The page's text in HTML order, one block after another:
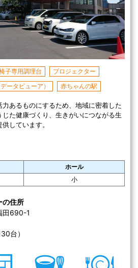
子専用調理台
プロジェクター
ータビューア） 赤ちゃんの駅
あるものにするため、地域に密着した
た健康づくり、生きがいにつながる生
しています。
ホール
小
の住所
田690-1
台）